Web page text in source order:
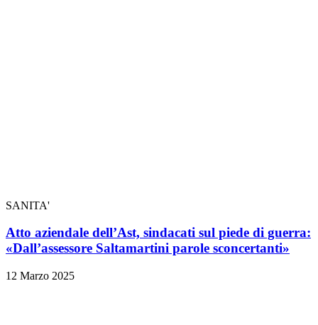
SANITA'
Atto aziendale dell’Ast, sindacati sul piede di guerra:
«Dall’assessore Saltamartini parole sconcertanti»
12 Marzo 2025